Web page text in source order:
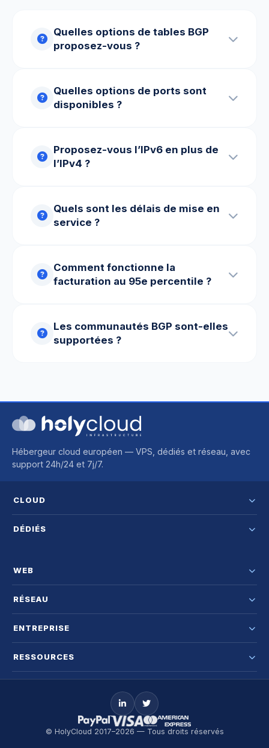
Quelles options de tables BGP
proposez-vous ?
Quelles options de ports sont
disponibles ?
Proposez-vous l’IPv6 en plus de
l’IPv4 ?
Quels sont les délais de mise en
service ?
Comment fonctionne la
facturation au 95e percentile ?
Les communautés BGP sont-elles
supportées ?
Hébergeur cloud européen — VPS, dédiés et réseau, avec
support 24h/24 et 7j/7.
CLOUD
DÉDIÉS
WEB
RÉSEAU
ENTREPRISE
RESSOURCES
© HolyCloud 2017–2026 — Tous droits réservés